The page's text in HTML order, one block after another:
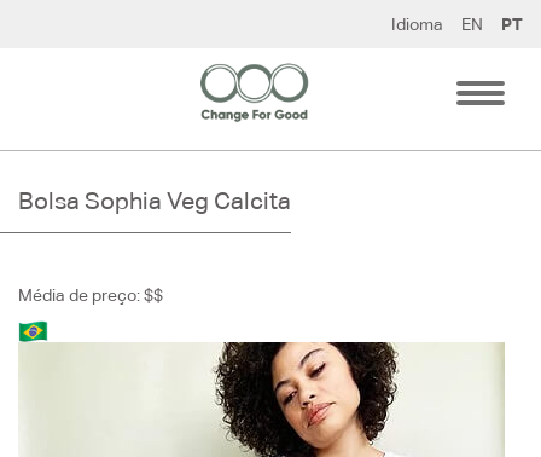
Idioma EN PT
Bolsa Sophia Veg Calcita
Média de preço: $$